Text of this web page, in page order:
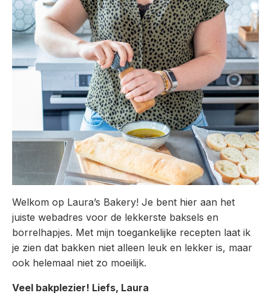
Welkom op Laura’s Bakery! Je bent hier aan het
juiste webadres voor de lekkerste baksels en
borrelhapjes. Met mijn toegankelijke recepten laat ik
je zien dat bakken niet alleen leuk en lekker is, maar
ook helemaal niet zo moeilijk.
Veel bakplezier! Liefs, Laura